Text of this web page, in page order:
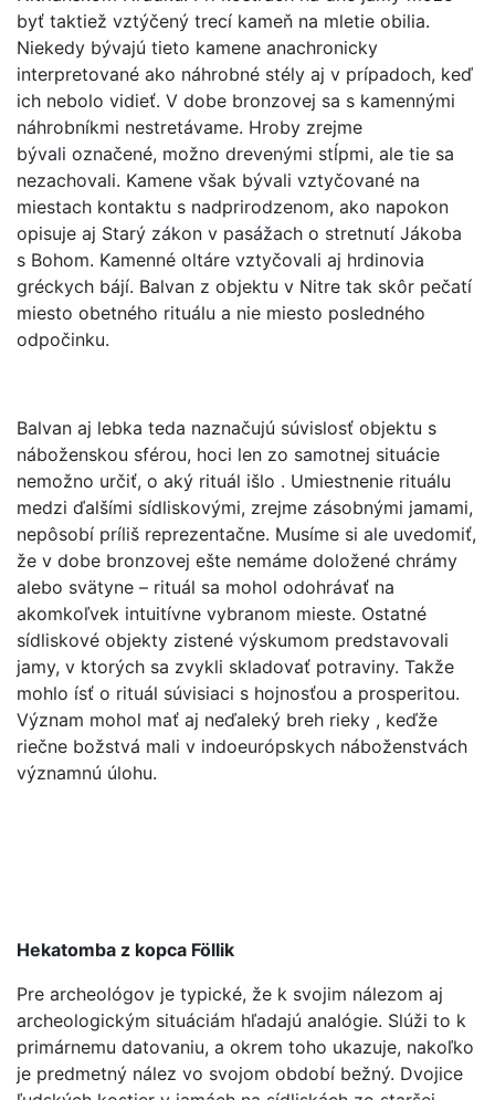
byť taktiež vztýčený trecí kameň na mletie obilia.
Niekedy bývajú tieto kamene anachronicky
interpretované ako náhrobné stély aj v prípadoch, keď
ich nebolo vidieť. V dobe bronzovej sa s kamennými
náhrobníkmi nestretávame. Hroby zrejme
bývali označené, možno drevenými stĺpmi, ale tie sa
nezachovali. Kamene však bývali vztyčované na
miestach kontaktu s nadprirodzenom, ako napokon
opisuje aj Starý zákon v pasážach o stretnutí Jákoba
s Bohom. Kamenné oltáre vztyčovali aj hrdinovia
gréckych bájí. Balvan z objektu v Nitre tak skôr pečatí
miesto obetného rituálu a nie miesto posledného
odpočinku.
Balvan aj lebka teda naznačujú súvislosť objektu s
náboženskou sférou, hoci len zo samotnej situácie
nemožno určiť, o aký rituál išlo . Umiestnenie rituálu
medzi ďalšími sídliskovými, zrejme zásobnými jamami,
nepôsobí príliš reprezentačne. Musíme si ale uvedomiť,
že v dobe bronzovej ešte nemáme doložené chrámy
alebo svätyne – rituál sa mohol odohrávať na
akomkoľvek intuitívne vybranom mieste. Ostatné
sídliskové objekty zistené výskumom predstavovali
jamy, v ktorých sa zvykli skladovať potraviny. Takže
mohlo ísť o rituál súvisiaci s hojnosťou a prosperitou.
Význam mohol mať aj neďaleký breh rieky , keďže
riečne božstvá mali v indoeurópskych náboženstvách
významnú úlohu.
Hekatomba z kopca Föllik
Pre archeológov je typické, že k svojim nálezom aj
archeologickým situáciám hľadajú analógie. Slúži to k
primárnemu datovaniu, a okrem toho ukazuje, nakoľko
je predmetný nález vo svojom období bežný. Dvojice